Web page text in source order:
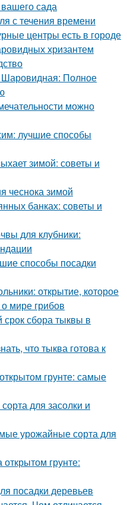
сада
с течения времени
центры есть в городе
хризантем
Полное
можно
лучшие способы
зимой: советы и
чеснока зимой
банках: советы и
для клубники:
способы посадки
открытие, которое
мире грибов
срок сбора тыквы в
что тыква готова к
грунте: самые
для засолки и
урожайные сорта для
грунте:
посадки деревьев